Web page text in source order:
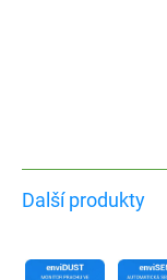
Další produkty